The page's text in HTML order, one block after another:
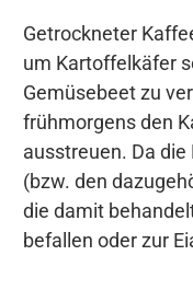
Getrockneter
um Kartoffelkäfer
Gemüsebeet zu
frühmorgens den
ausstreuen. Da
(bzw. den
die damit
befallen oder zur